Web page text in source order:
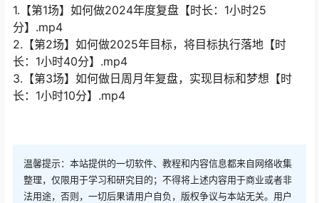
1.【第1场】如何做2024年度复盘【时长：1小时25
分】.mp4
2.【第2场】如何做2025年目标，将目标执行落地【时
长：1小时40分】.mp4
3.【第3场】如何做日周月年复盘，实现目标和梦想【时
长：1小时10分】.mp4
温馨提示：本站提供的一切软件、教程和内容信息都来自网络收集
整理，仅限用于学习和研究目的；不得将上述内容用于商业或者非
法用途，否则，一切后果请用户自负，版权争议与本站无关。用户